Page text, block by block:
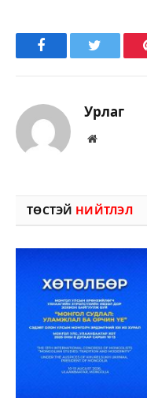
FacebookTwitter
Урлаг
Вэбсайт
ТӨСТЭЙ НИЙТЛЭЛ